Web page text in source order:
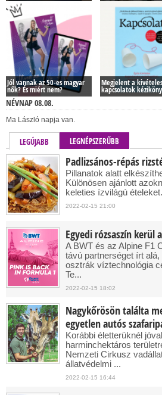
Jól vannak az 50-es magyar
nők? És miért nem?
Megjelent a kivételes
kapcsolatok
NÉVNAP 08.08.
Ma László napja van.
LEGÚJABB LEGNÉPSZERŰBB
Padlizsános-répás
Pillanatok alatt
Különösen ajánlott
keleties ízvilágú ételeket.
2022-02-15 21:00
Egyedi rózsaszín kerül
A BWT és az Alpine F1
távú partnerséget írt
osztrák víztechnológia
Te...
2022-02-15 18:02
Nagykőrösön találta
egyetlen autós
Korábbi életterüknél
harminchektáros
Nemzeti Cirkusz
állatvédelmi ...
2022-02-15 16:44